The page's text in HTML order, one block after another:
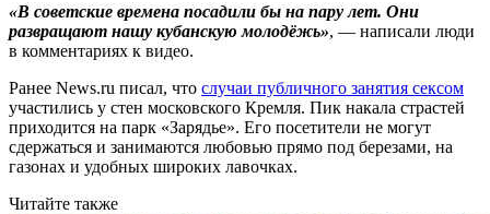
«В советские времена посадили бы на пару лет. Они
развращают нашу кубанскую молодёжь», — написали люди
в комментариях к видео.
Ранее News.ru писал, что случаи публичного занятия сексом
участились у стен московского Кремля. Пик накала страстей
приходится на парк «Зарядье». Его посетители не могут
сдержаться и занимаются любовью прямо под березами, на
газонах и удобных широких лавочках.
Читайте также